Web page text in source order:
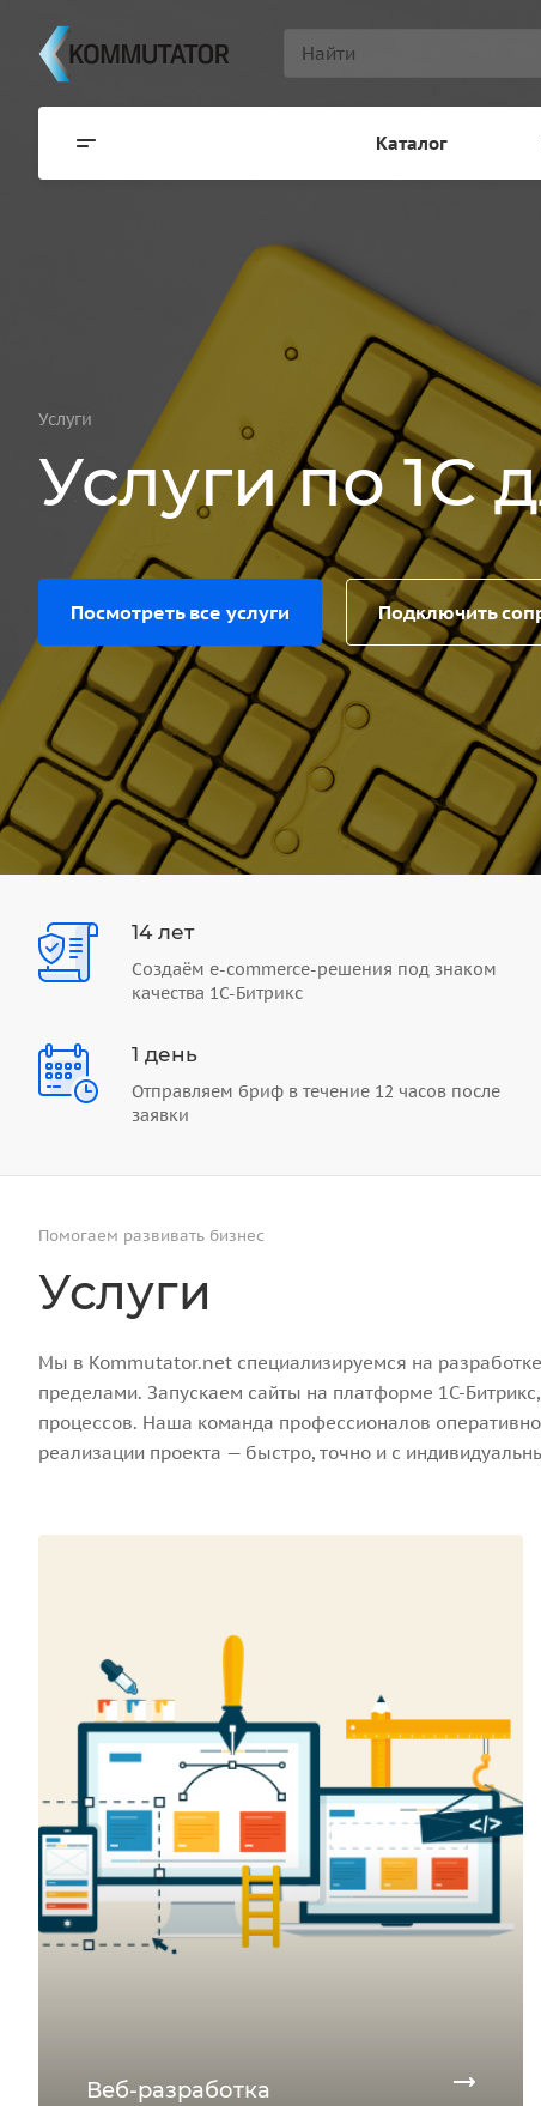
Каталог
Услуги
Услуги по 1С
Посмотреть все услуги Подключить
14 лет
Создаём e-commerce-решения под знаком
качества 1С-Битрикс
1 день
Отправляем бриф в течение 12 часов после
заявки
Помогаем развивать бизнес
Услуги
Мы в Kommutator.net специализируемся на
пределами. Запускаем сайты на платформе 1С-
процессов. Наша команда профессионалов
реализации проекта — быстро, точно и с
Веб-разработка